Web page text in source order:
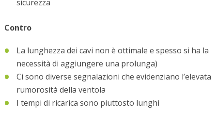
sicurezza
Contro
La lunghezza dei cavi non è ottimale e spesso si ha la
necessità di aggiungere una prolunga)
Ci sono diverse segnalazioni che evidenziano l’elevata
rumorosità della ventola
I tempi di ricarica sono piuttosto lunghi